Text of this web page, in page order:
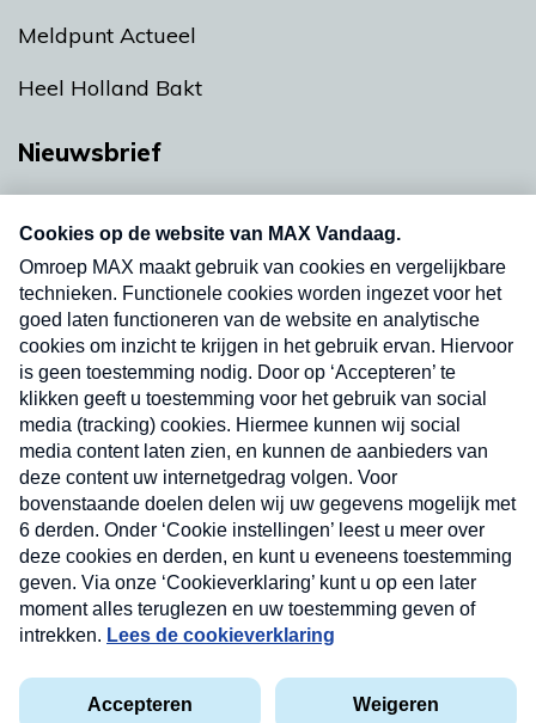
Meldpunt Actueel
Heel Holland Bakt
Nieuwsbrief
nieuwsbrief. Elke vrijdag- en dinsdagochtend in
uw mailbox.
Verzend
Privacyverklaring
Cookieverklaring
Nieuwsbrief
Neem hier een gratis abonnement op onze
nieuwsbrief. Elke vrijdag- en dinsdagochtend in uw